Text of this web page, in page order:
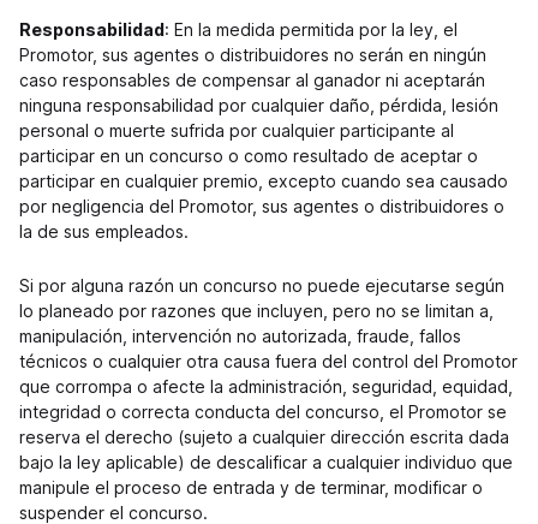
Responsabilidad: En la medida permitida por la ley, el
Promotor, sus agentes o distribuidores no serán en ningún
caso responsables de compensar al ganador ni aceptarán
ninguna responsabilidad por cualquier daño, pérdida, lesión
personal o muerte sufrida por cualquier participante al
participar en un concurso o como resultado de aceptar o
participar en cualquier premio, excepto cuando sea causado
por negligencia del Promotor, sus agentes o distribuidores o
la de sus empleados.
Si por alguna razón un concurso no puede ejecutarse según
lo planeado por razones que incluyen, pero no se limitan a,
manipulación, intervención no autorizada, fraude, fallos
técnicos o cualquier otra causa fuera del control del Promotor
que corrompa o afecte la administración, seguridad, equidad,
integridad o correcta conducta del concurso, el Promotor se
reserva el derecho (sujeto a cualquier dirección escrita dada
bajo la ley aplicable) de descalificar a cualquier individuo que
manipule el proceso de entrada y de terminar, modificar o
suspender el concurso.